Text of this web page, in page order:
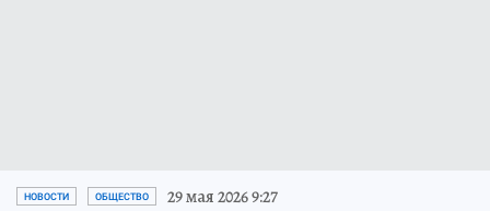
НОВОСТИ ОБЩЕСТВО 29 мая 2026 9:27